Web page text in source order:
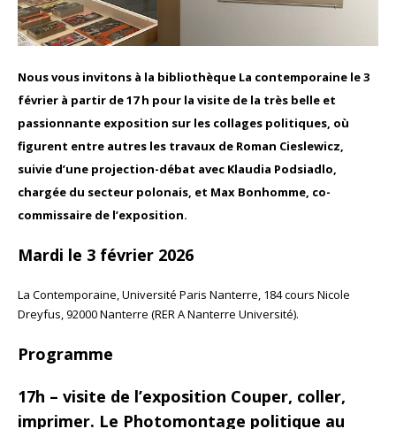
Nous vous invitons à la bibliothèque La contemporaine le 3
février à partir de 17 h pour la visite de la très belle et
passionnante exposition sur les collages politiques, où
figurent entre autres les travaux de Roman Cieslewicz,
suivie d’une projection-débat avec Klaudia Podsiadlo,
chargée du secteur polonais, et Max Bonhomme, co-
commissaire de l’exposition.
Mardi le 3 février 2026
La Contemporaine, Université Paris Nanterre, 184 cours Nicole
Dreyfus, 92000 Nanterre (RER A Nanterre Université).
Programme
17h – visite de l’exposition Couper, coller,
imprimer. Le Photomontage politique au